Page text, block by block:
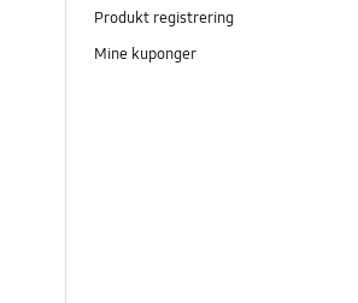
Produkt registrering
Mine kuponger